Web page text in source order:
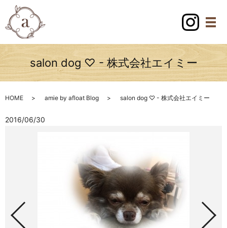
salon dog ♡ - 株式会社エイミー
HOME amie by afloat Blog salon dog ♡ - 株式会社エイミー
2016/06/30